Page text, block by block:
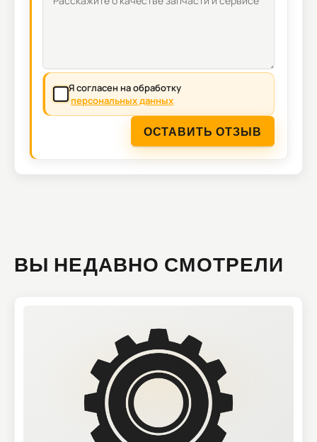
Я согласен на обработку
персональных данных
ОСТАВИТЬ ОТЗЫВ
ВЫ НЕДАВНО СМОТРЕЛИ